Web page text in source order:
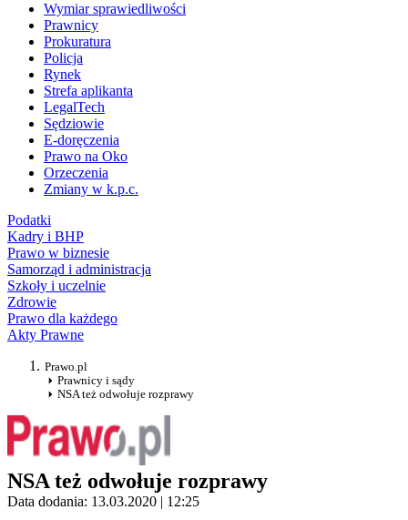
Wymiar sprawiedliwości
Prawnicy
Prokuratura
Policja
Rynek
Strefa aplikanta
LegalTech
Sędziowie
E-doręczenia
Prawo na Oko
Orzeczenia
Zmiany w k.p.c.
Podatki
Kadry i BHP
Prawo w biznesie
Samorząd i administracja
Szkoły i uczelnie
Zdrowie
Prawo dla każdego
Akty Prawne
Prawo.pl
Prawnicy i sądy
NSA też odwołuje rozprawy
NSA też odwołuje rozprawy
Data dodania: 13.03.2020 | 12:25